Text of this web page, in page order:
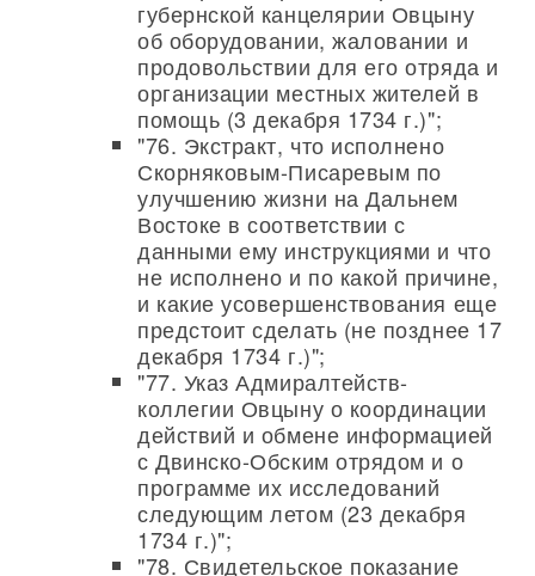
губернской канцелярии Овцыну
об оборудовании, жаловании и
продовольствии для его отряда и
организации местных жителей в
помощь (3 декабря 1734 г.)";
"76. Экстракт, что исполнено
Скорняковым-Писаревым по
улучшению жизни на Дальнем
Востоке в соответствии с
данными ему инструкциями и что
не исполнено и по какой причине,
и какие усовершенствования еще
предстоит сделать (не позднее 17
декабря 1734 г.)";
"77. Указ Адмиралтейств-
коллегии Овцыну о координации
действий и обмене информацией
с Двинско-Обским отрядом и о
программе их исследований
следующим летом (23 декабря
1734 г.)";
"78. Свидетельское показание